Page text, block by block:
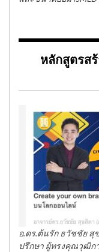
หลักสูตรส
อ.ดร.ต้นรัก ธวัชชัย สุ
ปรึกษา ผู้ทรงคุณวุฒิก